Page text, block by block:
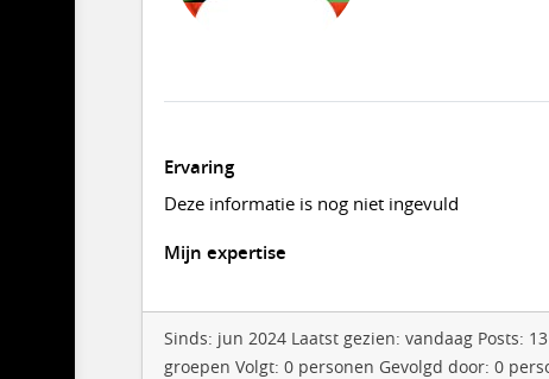
Ervaring
Deze informatie is nog niet ingevuld
Mijn expertise
Sinds: jun 2024 Laatst gezien: vandaag Posts:
groepen Volgt: 0 personen Gevolgd door: 0